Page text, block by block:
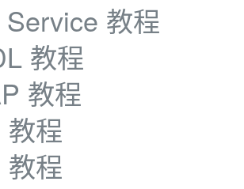
教程
教程
教程
教程
教程